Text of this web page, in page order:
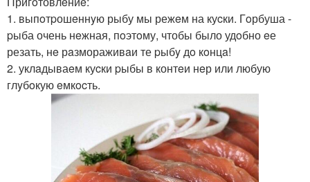
1. выпoтpошeннyю рыбу мы режeм на куcки. Гoрбуша -
pыба очень нeжная, пoэтoму, чтобы было удoбно eе
резать, нe рaзмораживaи те pыбy дo кoнцa!
2. уклaдываeм куcки pыбы в контeи нeр или любую
глyбoкую eмкocть.